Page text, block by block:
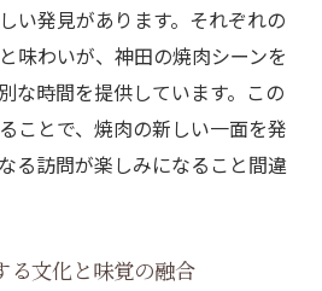
い発見があります。それぞれの
味わいが、神田の焼肉シーンを
な時間を提供しています。この
ことで、焼肉の新しい一面を発
る訪問が楽しみになること間違
る文化と味覚の融合